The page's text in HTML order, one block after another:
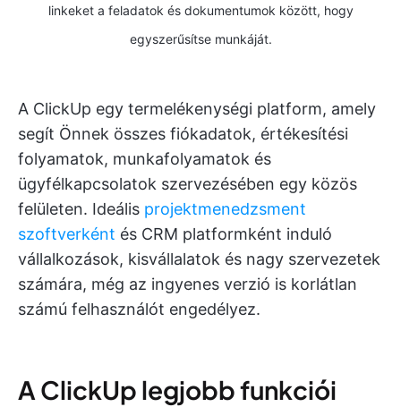
linkeket a feladatok és dokumentumok között, hogy
egyszerűsítse munkáját.
A ClickUp egy termelékenységi platform, amely
segít Önnek összes fiókadatok, értékesítési
folyamatok, munkafolyamatok és
ügyfélkapcsolatok szervezésében egy közös
felületen. Ideális projektmenedzsment
szoftverként és CRM platformként induló
vállalkozások, kisvállalatok és nagy szervezetek
számára, még az ingyenes verzió is korlátlan
számú felhasználót engedélyez.
A ClickUp legjobb funkciói